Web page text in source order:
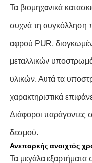
Τα βιομηχανικά
συχνά τη συγκόλληση
αφρού PUR,
μεταλλικών
υλικών. Αυτά τα
χαρακτηριστικά
Διάφοροι παράγοντες
δεσμού.
Ανεπαρκής ανοιχτός
Τα μεγάλα εξαρτήματα